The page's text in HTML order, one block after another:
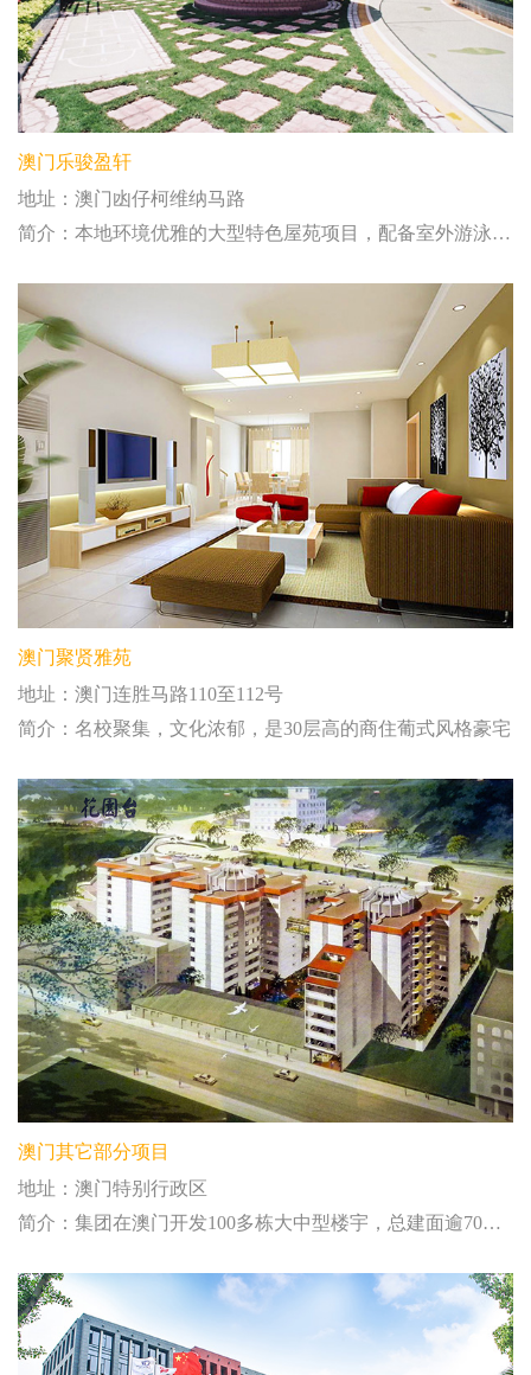
澳门乐骏盈轩
地址：澳门凼仔柯维纳马路
简介：本地环境优雅的大型特色屋苑项目，配备室外游泳池等休闲设施
澳门聚贤雅苑
地址：澳门连胜马路110至112号
简介：名校聚集，文化浓郁，是30层高的商住葡式风格豪宅
澳门其它部分项目
地址：澳门特别行政区
简介：集团在澳门开发100多栋大中型楼宇，总建面逾70万平